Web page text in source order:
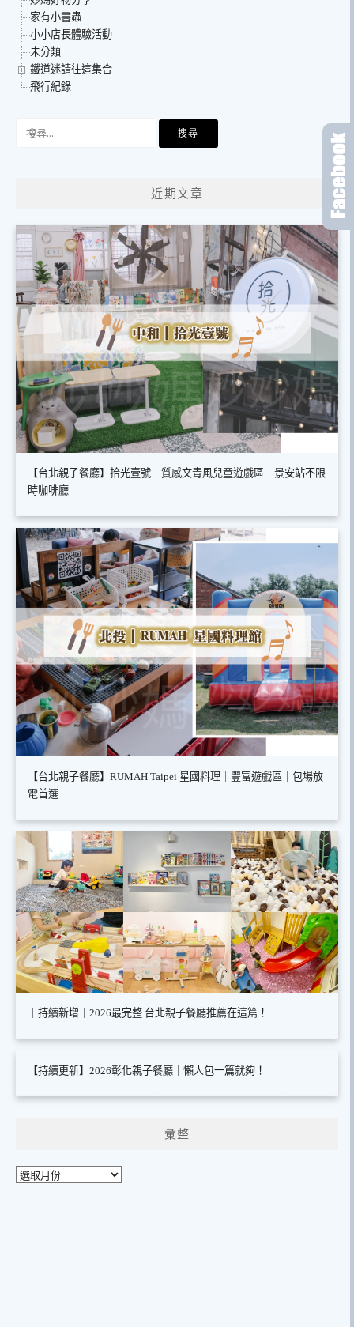
家有小書蟲
小小店長體驗活動
未分類
鐵道迷請往這集合
飛行紀錄
近期文章
【台北親子餐廳】拾光壹號｜質感文青風兒童遊戲區｜景安站不限
時咖啡廳
【台北親子餐廳】RUMAH Taipei 星國料理｜豐富遊戲區｜包場放
電首選
｜持續新增｜2026最完整 台北親子餐廳推薦在這篇！
【持續更新】2026彰化親子餐廳｜懶人包一篇就夠！
彙整
彙